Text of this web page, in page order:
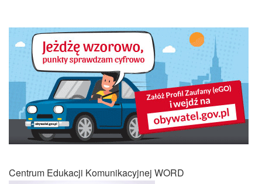
Centrum Edukacji Komunikacyjnej WORD